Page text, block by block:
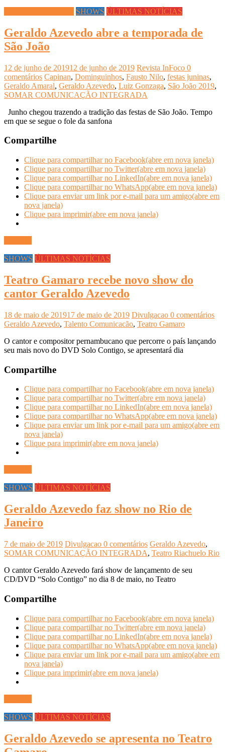
SHOWS ÚLTIMAS NOTÍCIAS
Geraldo Azevedo abre a temporada de
São João
12 de junho de 201912 de junho de 2019 Revista InFoco 0
comentários Capinan, Dominguinhos, Fausto Nilo, festas juninas,
Geraldo Amaral, Geraldo Azevedo, Luiz Gonzaga, São João 2019,
SOMAR COMUNICAÇÃO INTEGRADA
Junho chegou trazendo a tradição das festas de São João. Tempo
em que se segue o fole da sanfona
Compartilhe
Clique para compartilhar no Facebook(abre em nova janela)
Clique para compartilhar no Twitter(abre em nova janela)
Clique para compartilhar no LinkedIn(abre em nova janela)
Clique para compartilhar no WhatsApp(abre em nova janela)
Clique para enviar um link por e-mail para um amigo(abre em
nova janela)
Clique para imprimir(abre em nova janela)
SHOWS ÚLTIMAS NOTÍCIAS
Teatro Gamaro recebe novo show do
cantor Geraldo Azevedo
18 de maio de 201917 de maio de 2019 Divulgacao 0 comentários
Geraldo Azevedo, Talento Comunicacão, Teatro Gamaro
O cantor e compositor pernambucano que percorre o país lançando
seu mais novo do DVD Solo Contigo, se apresentará dia
Compartilhe
Clique para compartilhar no Facebook(abre em nova janela)
Clique para compartilhar no Twitter(abre em nova janela)
Clique para compartilhar no LinkedIn(abre em nova janela)
Clique para compartilhar no WhatsApp(abre em nova janela)
Clique para enviar um link por e-mail para um amigo(abre em
nova janela)
Clique para imprimir(abre em nova janela)
SHOWS ÚLTIMAS NOTÍCIAS
Geraldo Azevedo faz show no Rio de
Janeiro
7 de maio de 2019 Divulgacao 0 comentários Geraldo Azevedo,
SOMAR COMUNICAÇÃO INTEGRADA, Teatro Riachuelo Rio
O cantor Geraldo Azevedo fará show de lançamento de seu
CD/DVD “Solo Contigo” no dia 8 de maio, no Teatro
Compartilhe
Clique para compartilhar no Facebook(abre em nova janela)
Clique para compartilhar no Twitter(abre em nova janela)
Clique para compartilhar no LinkedIn(abre em nova janela)
Clique para compartilhar no WhatsApp(abre em nova janela)
Clique para enviar um link por e-mail para um amigo(abre em
nova janela)
Clique para imprimir(abre em nova janela)
SHOWS ÚLTIMAS NOTÍCIAS
Geraldo Azevedo se apresenta no Teatro